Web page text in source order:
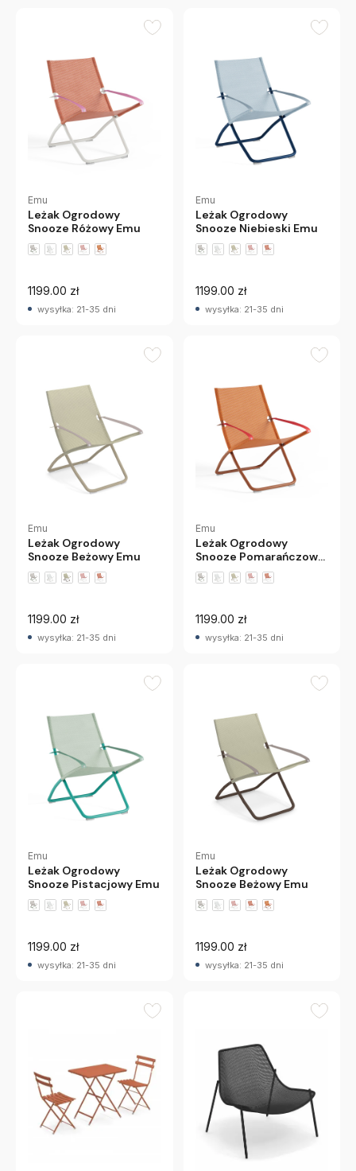
Emu
Leżak Ogrodowy
Snooze Różowy Emu
1199.00 zł
wysyłka: 21-35 dni
Emu
Leżak Ogrodowy
Snooze Niebieski Emu
1199.00 zł
wysyłka: 21-35 dni
Emu
Leżak Ogrodowy
Snooze Beżowy Emu
1199.00 zł
wysyłka: 21-35 dni
Emu
Leżak Ogrodowy
Snooze Pomarańczowy
Emu
1199.00 zł
wysyłka: 21-35 dni
Emu
Leżak Ogrodowy
Snooze Pistacjowy Emu
1199.00 zł
wysyłka: 21-35 dni
Emu
Leżak Ogrodowy
Snooze Beżowy Emu
1199.00 zł
wysyłka: 21-35 dni